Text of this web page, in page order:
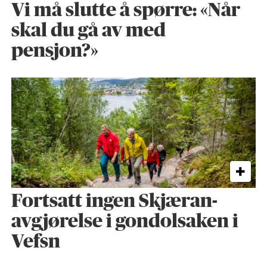
Vi må slutte å spørre: «Når
skal du gå av med
pensjon?»
Fortsatt ingen Skjæran-
avgjørelse i gondolsaken i
Vefsn